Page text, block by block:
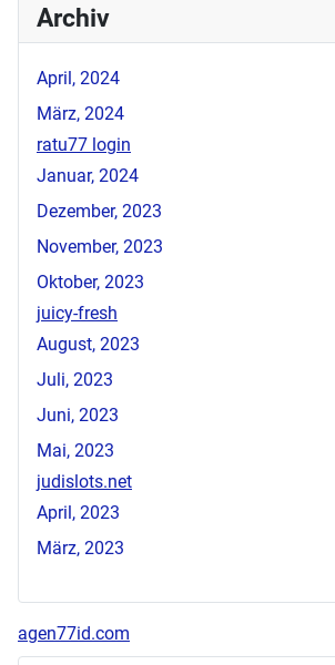
Archiv
April, 2024
März, 2024
ratu77 login
Januar, 2024
Dezember, 2023
November, 2023
Oktober, 2023
juicy-fresh
August, 2023
Juli, 2023
Juni, 2023
Mai, 2023
judislots.net
April, 2023
März, 2023
agen77id.com